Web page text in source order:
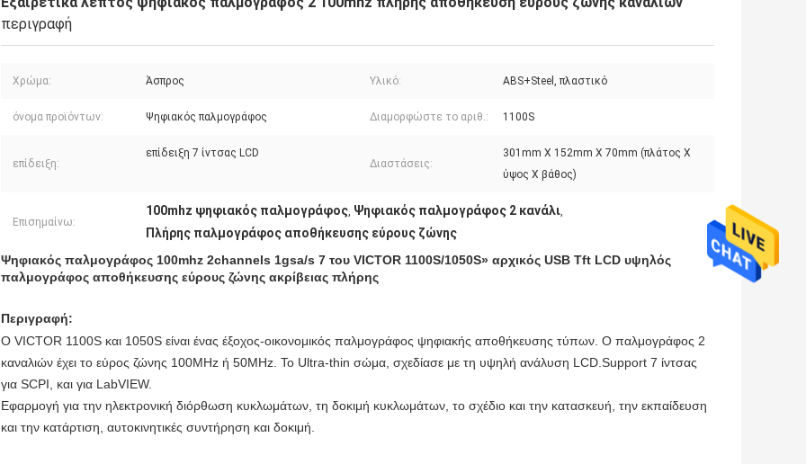
περιγραφή
Χρώμα: Άσπρος Υλικό: ABS+Steel, πλαστικό
όνομα προϊόντων: Ψηφιακός παλμογράφος Διαμορφώστε το αριθ.: 1100S
επίδειξη:
επίδειξη 7 ίντσας LCD
Διαστάσεις:
301mm X 152mm X 70mm (πλάτος Χ
ύψος Χ βάθος)
Επισημαίνω:
100mhz ψηφιακός παλμογράφος, Ψηφιακός παλμογράφος 2 κανάλι,
Πλήρης παλμογράφος αποθήκευσης εύρους ζώνης
Ψηφιακός παλμογράφος 100mhz 2channels 1gsa/s 7 του VICTOR 1100S/1050S» αρχικός USB Tft LCD υψηλός
παλμογράφος αποθήκευσης εύρους ζώνης ακρίβειας πλήρης
Περιγραφή:
Ο VICTOR 1100S και 1050S είναι ένας έξοχος-οικονομικός παλμογράφος ψηφιακής αποθήκευσης τύπων. Ο παλμογράφος 2
καναλιών έχει το εύρος ζώνης 100MHz ή 50MHz. Το Ultra-thin σώμα, σχεδίασε με τη υψηλή ανάλυση LCD.Support 7 ίντσας
για SCPI, και για LabVIEW.
Εφαρμογή για την ηλεκτρονική διόρθωση κυκλωμάτων, τη δοκιμή κυκλωμάτων, το σχέδιο και την κατασκευή, την εκπαίδευση
και την κατάρτιση, αυτοκινητικές συντήρηση και δοκιμή.